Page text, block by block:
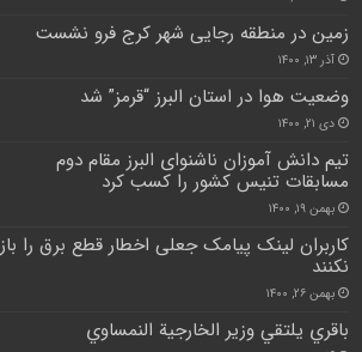
زمین در منطقه رجایی شهر کرج فرو نشست
آذر ۱۳, ۱۴۰۰
وضعیت هوا در استان البرز “قرمز” شد
دی ۲۱, ۱۴۰۰
تیم دانش آموزان ناشنوای البرز مقام دوم
مسابقات تنیس کشور را کسب کرد
بهمن ۱۹, ۱۴۰۰
کاربران لینک پیامک جعلی اخطار قطع برق را باز
نکنند
بهمن ۲۶, ۱۴۰۰
باقري يلتقي وزير الخارجية النمساوي